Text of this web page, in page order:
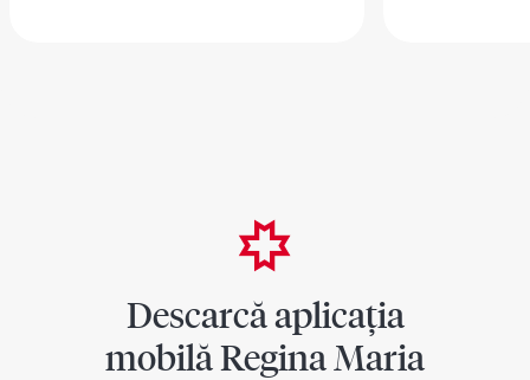
Descarcă aplicația
mobilă Regina Maria